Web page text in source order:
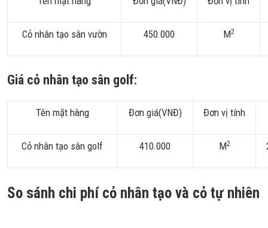
Cỏ nhân tạo sân vườn 450.000 M2
Giá cỏ nhân tạo sân golf:
Tên mặt hàng Đơn giá(VNĐ) Đơn vị tính
Cỏ nhân tạo sân golf 410.000 M2
So sánh chi phí cỏ nhân tạo và cỏ tự nhiên